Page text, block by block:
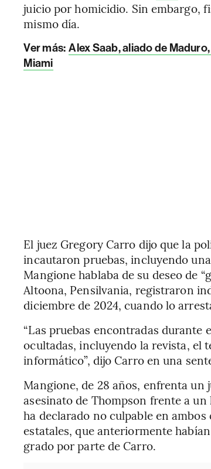
juicio por homicidio. Sin embargo,
mismo día.
Ver más: Alex Saab, aliado de
Miami
El juez Gregory Carro dijo que la
incautaron pruebas, incluyendo
Mangione hablaba de su deseo de
Altoona, Pensilvania, registraron
diciembre de 2024, cuando lo
“Las pruebas encontradas durante
ocultadas, incluyendo la revista, el
informático”, dijo Carro en una
Mangione, de 28 años, enfrenta
asesinato de Thompson frente a
ha declarado no culpable en
estatales, que anteriormente
grado por parte de Carro.